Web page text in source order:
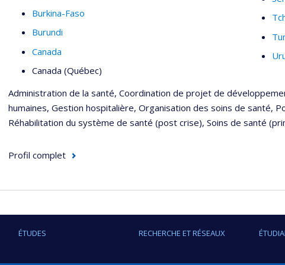
Burkina-Faso
Burundi
Canada
Canada (Québec)
Administration de la santé, Coordination de projet de
humaines, Gestion hospitalière, Organisation des soins de santé,
Réhabilitation du système de santé (post crise), Soins de santé
Profil complet
ÉTUDES RECHERCHE ET RÉSEAUX